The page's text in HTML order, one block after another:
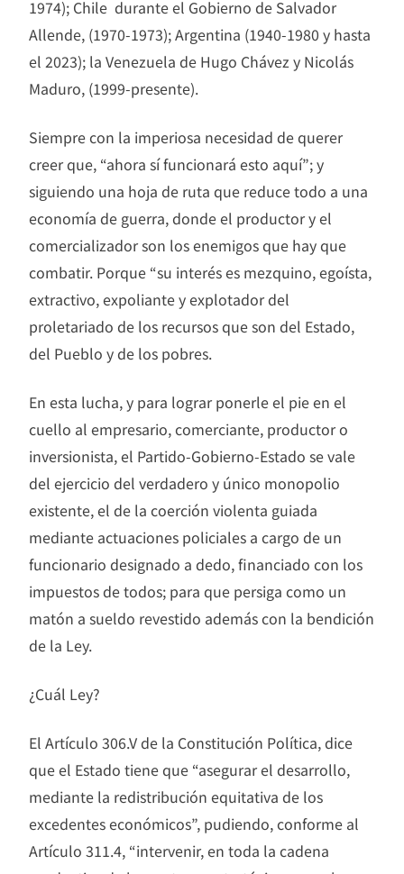
1974); Chile durante el Gobierno de Salvador
Allende, (1970-1973); Argentina (1940-1980 y hasta
el 2023); la Venezuela de Hugo Chávez y Nicolás
Maduro, (1999-presente).
Siempre con la imperiosa necesidad de querer
creer que, “ahora sí funcionará esto aquí”; y
siguiendo una hoja de ruta que reduce todo a una
economía de guerra, donde el productor y el
comercializador son los enemigos que hay que
combatir. Porque “su interés es mezquino, egoísta,
extractivo, expoliante y explotador del
proletariado de los recursos que son del Estado,
del Pueblo y de los pobres.
En esta lucha, y para lograr ponerle el pie en el
cuello al empresario, comerciante, productor o
inversionista, el Partido-Gobierno-Estado se vale
del ejercicio del verdadero y único monopolio
existente, el de la coerción violenta guiada
mediante actuaciones policiales a cargo de un
funcionario designado a dedo, financiado con los
impuestos de todos; para que persiga como un
matón a sueldo revestido además con la bendición
de la Ley.
¿Cuál Ley?
El Artículo 306.V de la Constitución Política, dice
que el Estado tiene que “asegurar el desarrollo,
mediante la redistribución equitativa de los
excedentes económicos”, pudiendo, conforme al
Artículo 311.4, “intervenir, en toda la cadena